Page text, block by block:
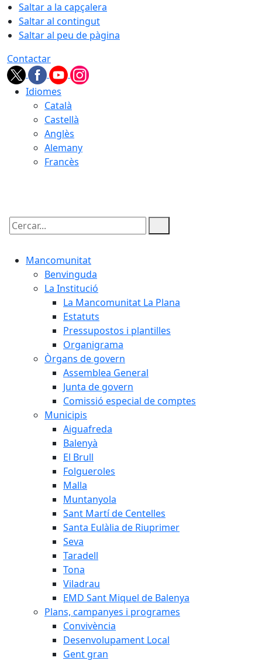
Saltar a la capçalera
Saltar al contingut
Saltar al peu de pàgina
Contactar
Idiomes
Català
Castellà
Anglès
Alemany
Francès
Cercar:
Mancomunitat
Benvinguda
La Institució
La Mancomunitat La Plana
Estatuts
Pressupostos i plantilles
Organigrama
Òrgans de govern
Assemblea General
Junta de govern
Comissió especial de comptes
Municipis
Aiguafreda
Balenyà
El Brull
Folgueroles
Malla
Muntanyola
Sant Martí de Centelles
Santa Eulàlia de Riuprimer
Seva
Taradell
Tona
Viladrau
EMD Sant Miquel de Balenya
Plans, campanyes i programes
Convivència
Desenvolupament Local
Gent gran